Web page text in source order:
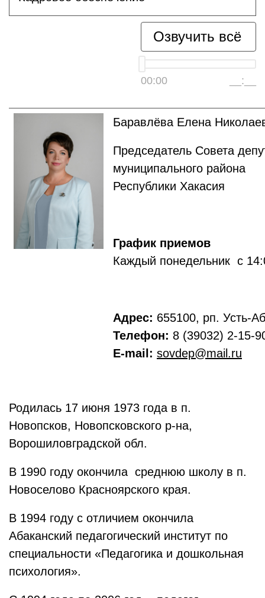
Озвучить всё
00:00 __:__
Баравлёва Елена
Председатель Совета
муниципального района
Республики Хакасия
График приемов
Каждый понедельник с
Адрес: 655100, рп. Усть-
Телефон: 8 (39032) 2-15-
E-mail: sovdep@mail.ru
Родилась 17 июня 1973 года в п.
Новопсков, Новопсковского р-на,
Ворошиловградской обл.
В 1990 году окончила среднюю школу в п.
Новоселово Красноярского края.
В 1994 году с отличием окончила
Абаканский педагогический институт по
специальности «Педагогика и дошкольная
психология».